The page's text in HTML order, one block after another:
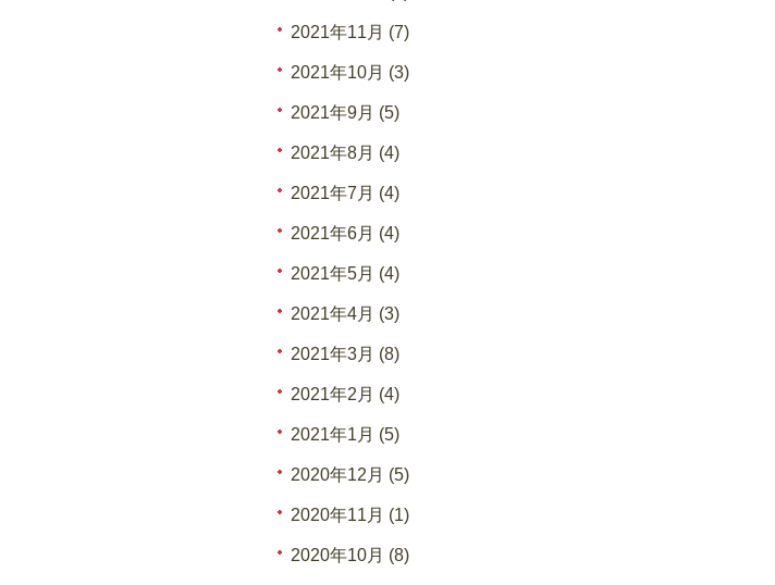
2021年11月 (7)
2021年10月 (3)
2021年9月 (5)
2021年8月 (4)
2021年7月 (4)
2021年6月 (4)
2021年5月 (4)
2021年4月 (3)
2021年3月 (8)
2021年2月 (4)
2021年1月 (5)
2020年12月 (5)
2020年11月 (1)
2020年10月 (8)